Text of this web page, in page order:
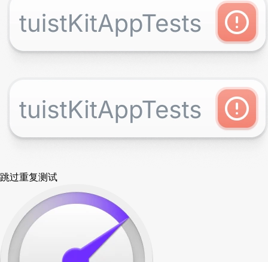
跳过重复测试